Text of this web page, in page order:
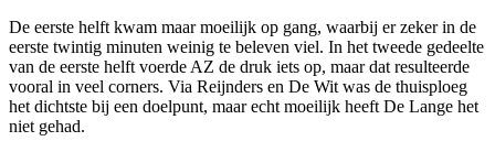
De eerste helft kwam maar moeilijk op gang, waarbij er zeker in de
eerste twintig minuten weinig te beleven viel. In het tweede gedeelte
van de eerste helft voerde AZ de druk iets op, maar dat resulteerde
vooral in veel corners. Via Reijnders en De Wit was de thuisploeg
het dichtste bij een doelpunt, maar echt moeilijk heeft De Lange het
niet gehad.